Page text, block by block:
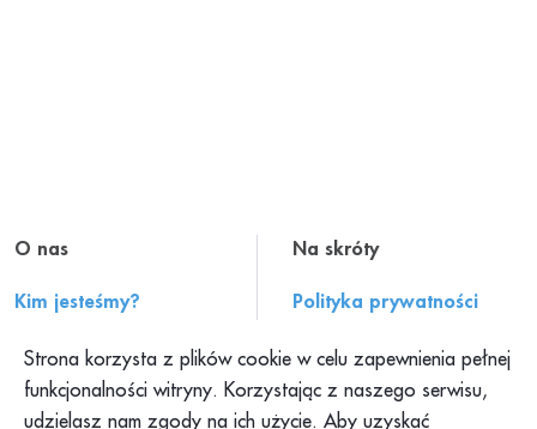
O nas
Kim jesteśmy?
Konteksty PAH
Klub PAH
Na skróty
Polityka prywatności
Składanie skarg
Dokumenty
Strona korzysta z plików cookie w celu zapewnienia pełnej
funkcjonalności witryny. Korzystając z naszego serwisu,
udzielasz nam zgody na ich użycie. Aby uzyskać